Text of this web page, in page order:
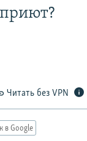
Читать без VPN
в Google